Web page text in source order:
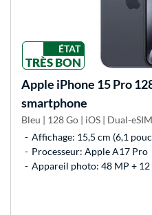
ÉTAT
TRÈS BON
Apple iPhone 15 Pro
smartphone
Bleu | 128 Go | iOS | Dual-eSIM
Affichage: 15,5 cm (6,1
Processeur: Apple A17 Pro
Appareil photo: 48 MP + 12